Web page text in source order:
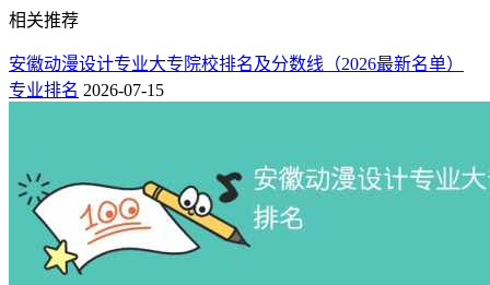
相关推荐
安徽动漫设计专业大专院校排名及分数线（2026最新名单）
专业排名 2026-07-15